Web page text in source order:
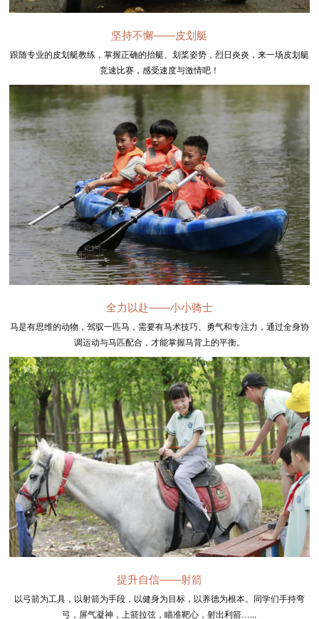
坚持不懈——皮划艇
跟随专业的皮划艇教练，掌握正确的抬艇、划桨姿势，烈日炎炎，来一场皮划艇
竞速比赛，感受速度与激情吧！
全力以赴——小小骑士
马是有思维的动物，驾驭一匹马，需要有马术技巧、勇气和专注力，通过全身协
调运动与马匹配合，才能掌握马背上的平衡。
提升自信——射箭
以弓箭为工具，以射箭为手段，以健身为目标，以养德为根本。同学们手持弯
弓，屏气凝神，上箭拉弦，瞄准靶心，射出利箭…...